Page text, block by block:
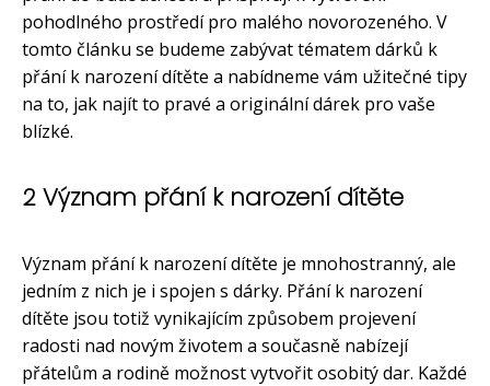
pohodlného prostředí pro malého novorozeného. V
tomto článku se budeme zabývat tématem dárků k
přání k narození dítěte a nabídneme vám užitečné tipy
na to, jak najít to pravé a originální dárek pro vaše
blízké.
2 Význam přání k narození dítěte
Význam přání k narození dítěte je mnohostranný, ale
jedním z nich je i spojen s dárky. Přání k narození
dítěte jsou totiž vynikajícím způsobem projevení
radosti nad novým životem a současně nabízejí
přátelům a rodině možnost vytvořit osobitý dar. Každé